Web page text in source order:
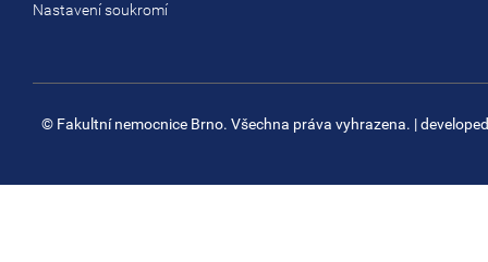
Nastavení soukromí
© Fakultní nemocnice Brno. Všechna práva vyhrazena. |